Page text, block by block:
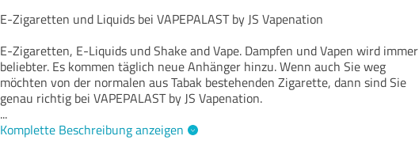
E-Zigaretten und Liquids bei VAPEPALAST by JS Vapenation
E-Zigaretten, E-Liquids und Shake and Vape. Dampfen und Vapen wird immer
beliebter. Es kommen täglich neue Anhänger hinzu. Wenn auch Sie weg
möchten von der normalen aus Tabak bestehenden Zigarette, dann sind Sie
genau richtig bei VAPEPALAST by JS Vapenation.
...
Komplette Beschreibung anzeigen